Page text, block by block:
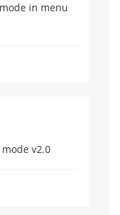
in menu
v2.0